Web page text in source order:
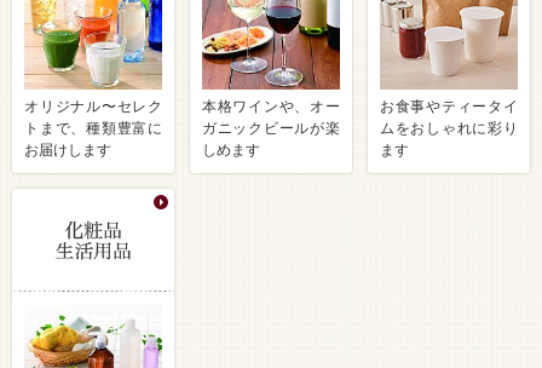
オリジナル〜セレク
トまで、種類豊富に
お届けします
本格ワインや、オー
ガニックビールが楽
しめます
お食事やティータイ
ムをおしゃれに彩り
ます